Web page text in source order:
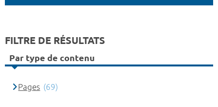
FILTRE DE RÉSULTATS
Par type de contenu
Pages (69)